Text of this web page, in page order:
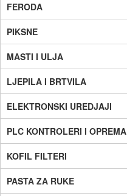
FERODA
PIKSNE
MASTI I ULJA
LJEPILA I BRTVILA
ELEKTRONSKI UREDJAJI
PLC KONTROLERI I OPREMA
KOFIL FILTERI
PASTA ZA RUKE